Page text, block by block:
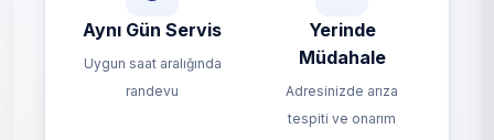
Aynı Gün Servis
Uygun saat aralığında
randevu
Yerinde
Müdahale
Adresinizde arıza
tespiti ve onarım